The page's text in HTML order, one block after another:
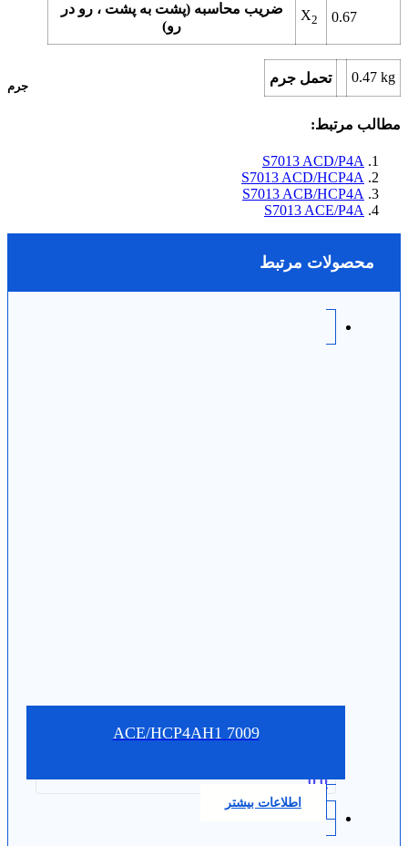
ضریب محاسبه (پشت به پشت ، رو در
رو)
X2 0.67
جرم
تحمل جرم 0.47 kg
مطالب مرتبط:
S7013 ACD/P4A
S7013 ACD/HCP4A
S7013 ACB/HCP4A
S7013 ACE/P4A
محصولات مرتبط
7009 ACE/HCP4AH1
0.0
اطلاعات بیشتر